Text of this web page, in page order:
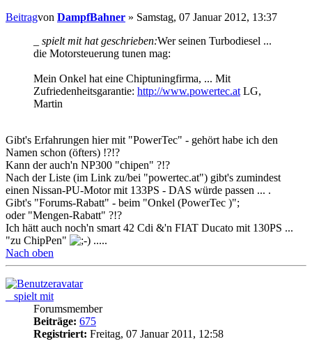
Beitragvon DampfBahner » Samstag, 07 Januar 2012, 13:37
_ spielt mit hat geschrieben:Wer seinen Turbodiesel ...
die Motorsteuerung tunen mag:
Mein Onkel hat eine Chiptuningfirma, ... Mit
Zufriedenheitsgarantie: http://www.powertec.at LG,
Martin
Gibt's Erfahrungen hier mit "PowerTec" - gehört habe ich den
Namen schon (öfters) !?!?
Kann der auch'n NP300 "chipen" ?!?
Nach der Liste (im Link zu/bei "powertec.at") gibt's zumindest
einen Nissan-PU-Motor mit 133PS - DAS würde passen ... .
Gibt's "Forums-Rabatt" - beim "Onkel (PowerTec )";
oder "Mengen-Rabatt" ?!?
Ich hätt auch noch'n smart 42 Cdi &'n FIAT Ducato mit 130PS ...
"zu ChipPen"
.....
Nach oben
_ spielt mit
Forumsmember
Beiträge: 675
Registriert: Freitag, 07 Januar 2011, 12:58